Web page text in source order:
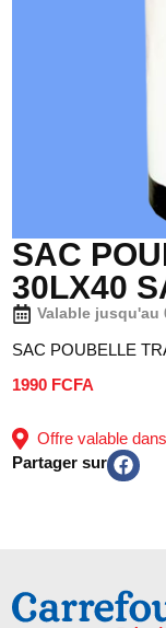
SAC
30LX40
Valable jusqu'au
SAC POUBELLE
1990 FCFA
Offre valable
Partager sur